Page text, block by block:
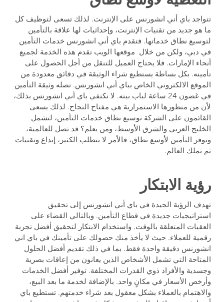
تتواجد باي أني انشورنس على الإنترنت. لذلك تسعى لتوظيف كل
ما هو جديد من تقنيات الإنترنت، وإحداثيات لها علاقة بالتأمين
لتوسيع نطاق خدماتها. فتقدم باي أني انشورنس خدمات التأمين
في دبي، ولكن من خلال موقعها الويب تقدم هذه الخدمة لجميع
أنحاء الإمارات. فلا يحتاج العميل للتنقل من أجل الحصول على
تأمينه. بكل بساطة يستطيع شراء الوثيقة في دقائق معدودة من
الموقع الالكتروني الخاص بباي أني انشورنس. تصله وثيقة التأمين
في غضون 24 ساعة لباب بيته. لا تكتفي باي أني انشورنس بذلك،
لأن من منظورها الاستمرارية هي مفتاح النجاح. لذلك يسعى
القائمون على الشركة توسيع نطاق خدمات التأمين، لتشمل
الخليج العربي والشرق الأوسط، ومن يعلم؟ قد تصل للعالمية،
وتوفر التأمين لأوسع نطاق، فالأمر لا يتطلب الكثير، إبداع وتقنيات
ثم تملك العالم.
رؤية الابتكار
تهدف الرؤية الجيدة في باي أني انشورنس إلى تحقيق
استراتيجيات جديدة في قطاع التأمين. وبالتالي القضاء على
العقبات المتعلقة بالوقت. واستخدام الابتكار لتحقيق أفضل تجربة
رقمية للعملاء. حيث لا يأخذ منك حصولك على تأمينك في باي اني
انشورنس دقيقة واحدة فقط. بما في ذلك تقديم أفضل الحلول
المتاحة التي تشمل الأشخاص الذين يعانون من إعاقات بصرية
وجسدية والأفراد ذوي القدرات المختلفة. توفير أفضل الخدمات
وأرخص الأسعار في مكانٍ واحد. بالإضافة لخدمة ما بعد البيع،
والاهتمام بالعملاء بشكل معقول بعد شراء خدمتهم. تستطيع باي